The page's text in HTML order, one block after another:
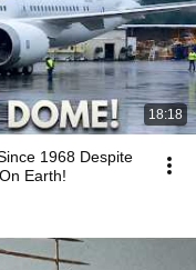
18:18
1968 Despite
Earth!